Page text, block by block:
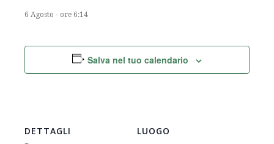
6 Agosto - ore 6:14
Salva nel tuo calendario
DETTAGLI LUOGO